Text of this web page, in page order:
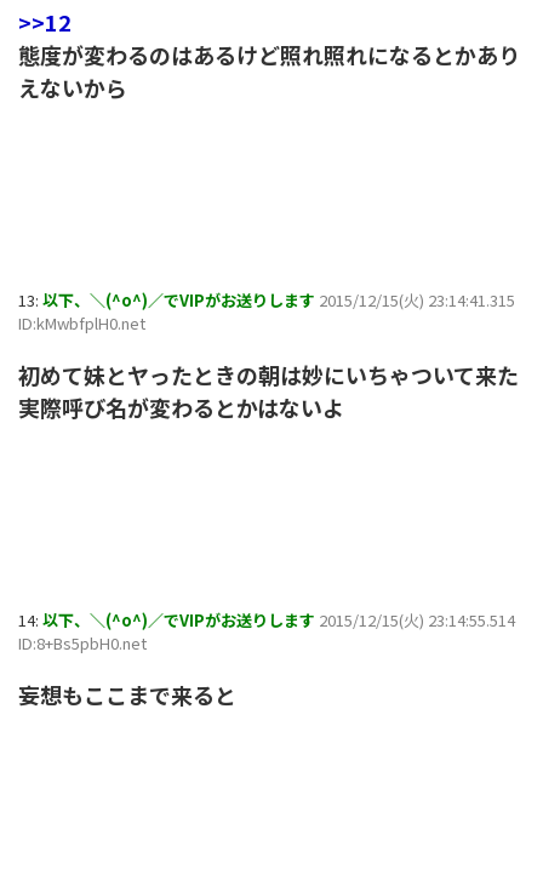
>>12
態度が変わるのはあるけど照れ照れになるとかあり
えないから
13: 以下、＼(^o^)／でVIPがお送りします 2015/12/15(火) 23:14:41.315
ID:kMwbfplH0.net
初めて妹とヤったときの朝は妙にいちゃついて来た
実際呼び名が変わるとかはないよ
14: 以下、＼(^o^)／でVIPがお送りします 2015/12/15(火) 23:14:55.514
ID:8+Bs5pbH0.net
妄想もここまで来ると